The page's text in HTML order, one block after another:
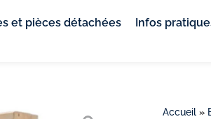
et pièces détachées Infos
Accueil »